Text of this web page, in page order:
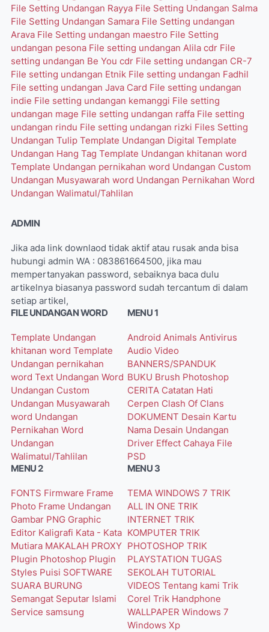
File Setting Undangan Rayya File Setting Undangan Salma
File Setting Undangan Samara File Setting undangan
Arava File Setting undangan maestro File Setting
undangan pesona File setting undangan Alila cdr File
setting undangan Be You cdr File setting undangan CR-7
File setting undangan Etnik File setting undangan Fadhil
File setting undangan Java Card File setting undangan
indie File setting undangan kemanggi File setting
undangan mage File setting undangan raffa File setting
undangan rindu File setting undangan rizki Files Setting
Undangan Tulip Template Undangan Digital Template
Undangan Hang Tag Template Undangan khitanan word
Template Undangan pernikahan word Undangan Custom
Undangan Musyawarah word Undangan Pernikahan Word
Undangan Walimatul/Tahlilan
ADMIN
Jika ada link downlaod tidak aktif atau rusak anda bisa
hubungi admin WA : 083861664500, jika mau
mempertanyakan password, sebaiknya baca dulu
artikelnya biasanya password sudah tercantum di dalam
setiap artikel,
FILE UNDANGAN WORD
Template Undangan
khitanan word Template
Undangan pernikahan
word Text Undangan Word
Undangan Custom
Undangan Musyawarah
word Undangan
Pernikahan Word
Undangan
Walimatul/Tahlilan
MENU 1
Android Animals Antivirus
Audio Video
BANNERS/SPANDUK
BUKU Brush Photoshop
CERITA Catatan Hati
Cerpen Clash Of Clans
DOKUMENT Desain Kartu
Nama Desain Undangan
Driver Effect Cahaya File
PSD
MENU 2
FONTS Firmware Frame
Photo Frame Undangan
Gambar PNG Graphic
Editor Kaligrafi Kata - Kata
Mutiara MAKALAH PROXY
Plugin Photoshop Plugin
Styles Puisi SOFTWARE
SUARA BURUNG
Semangat Seputar Islami
Service samsung
MENU 3
TEMA WINDOWS 7 TRIK
ALL IN ONE TRIK
INTERNET TRIK
KOMPUTER TRIK
PHOTOSHOP TRIK
PLAYSTATION TUGAS
SEKOLAH TUTORIAL
VIDEOS Tentang kami Trik
Corel Trik Handphone
WALLPAPER Windows 7
Windows Xp